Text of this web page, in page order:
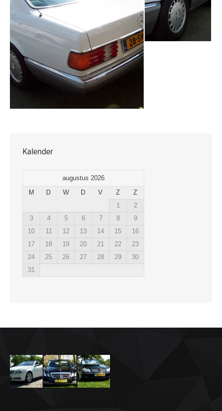
Kalender
augustus 2026
M
D W D V Z
Z
1
2
3
4 5 6 7 8
9
10
11 12 13 14 15
16
17
18 19 20 21 22
23
24
25 26 27 28 29
30
31